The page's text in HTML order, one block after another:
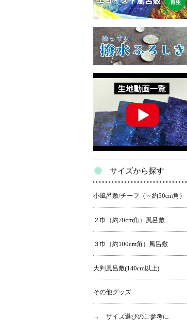
サイズから探す
小風呂敷/チーフ（～約50cm角）
２巾（約70cm角）風呂敷
３巾（約100cm角）風呂敷
大判風呂敷(140cm以上)
その他グッズ
→ サイズ選びのご参考に